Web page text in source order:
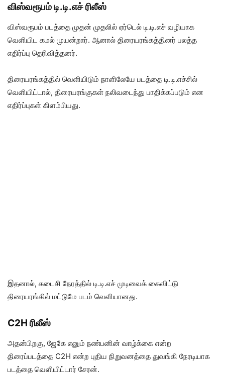
விஸ்வரூபம் டி.டி.எச் ரிலீஸ்
விஸ்வரூபம் படத்தை முதன் முதலில் ஏர்டெல் டி.டி.எச் வழியாக
வெளியிட கமல் முயன்றார். ஆனால் திரையரங்கத்தினர் பலத்த
எதிர்ப்பு தெரிவித்தனர்.
திரையரங்கத்தில் வெளியிடும் நாளிலேயே படத்தை டி.டி.எச்சில்
வெளியிட்டால், திரையரங்குகள் நலிவடைந்து பாதிக்கப்படும் என
எதிர்ப்புகள் கிளம்பியது.
இதனால், கடைசி நேரத்தில் டி.டி.எச் முடிவைக் கைவிட்டு
திரையரங்கில் மட்டுமே படம் வெளியானது.
C2H ரிலீஸ்
அதன்பிறகு, ஜேகே எனும் நண்பனின் வாழ்க்கை என்ற
திரைப்படத்தை C2H என்ற புதிய நிறுவனத்தை துவங்கி நேரடியாக
படத்தை வெளியிட்டார் சேரன்.